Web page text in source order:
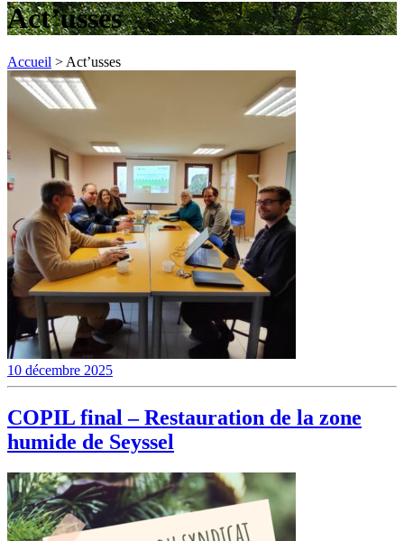
Act’usses
Accueil >Act’usses
10 décembre 2025
COPIL final – Restauration de la zone
humide de Seyssel